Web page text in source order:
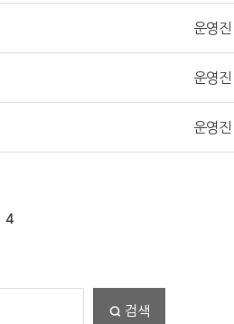
운영진
운영진
운영진
4
검색